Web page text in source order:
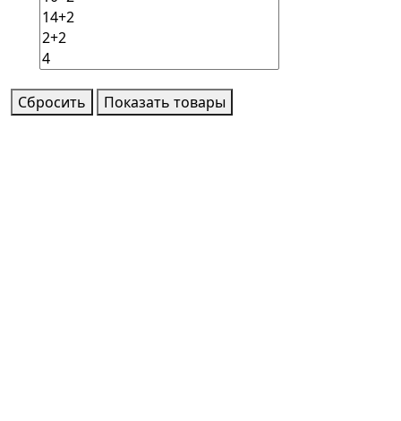
Сбросить Показать товары